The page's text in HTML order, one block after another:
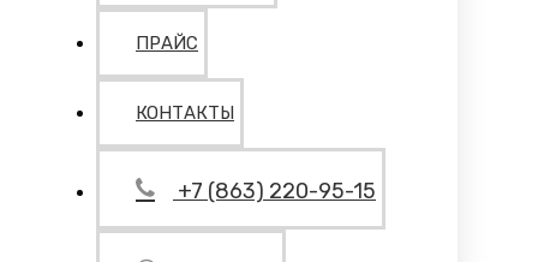
ПРАЙС
КОНТАКТЫ
+7 (863) 220-95-15